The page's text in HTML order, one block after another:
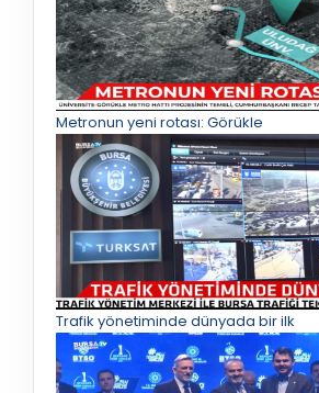
Metronun yeni rotası: Görükle
Trafik yönetiminde dünyada bir ilk